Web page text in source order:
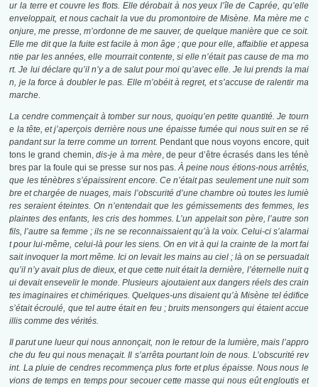
ur la terre et couvre les flots. Elle dérobait à nos yeux l’île de Caprée, qu’elle
enveloppait, et nous cachait la vue du promontoire de Misène. Ma mère me c
onjure, me presse, m’ordonne de me sauver, de quelque manière que ce soit.
Elle me dit que la fuite est facile à mon âge ; que pour elle, affaiblie et appesa
ntie par les années, elle mourrait contente, si elle n’était pas cause de ma mo
rt. Je lui déclare qu’il n’y a de salut pour moi qu’avec elle. Je lui prends la mai
n, je la force à doubler le pas. Elle m’obéit à regret, et s’accuse de ralentir ma
marche.
La cendre commençait à tomber sur nous, quoiqu’en petite quantité. Je tourn
e la tête, et j’aperçois derrière nous une épaisse fumée qui nous suit en se ré
pandant sur la terre comme un torrent. Pendant que nous voyons encore, quit
tons le grand chemin,dis-je à ma mère, de peur d’être écrasés dans les ténè
bres par la foule qui se presse sur nos pas.À peine nous étions-nous arrêtés,
que les ténèbres s’épaissirent encore. Ce n’était pas seulement une nuit som
bre et chargée de nuages, mais l’obscurité d’une chambre où toutes les lumiè
res seraient éteintes. On n’entendait que les gémissements des femmes, les
plaintes des enfants, les cris des hommes. L’un appelait son père, l’autre son
fils, l’autre sa femme ; ils ne se reconnaissaient qu’à la voix. Celui-ci s’alarmai
t pour lui-même, celui-là pour les siens. On en vit à qui la crainte de la mort fai
sait invoquer la mort même. Ici on levait les mains au ciel ; là on se persuadait
qu’il n’y avait plus de dieux, et que cette nuit était la dernière, l’éternelle nuit q
ui devait ensevelir le monde. Plusieurs ajoutaient aux dangers réels des crain
tes imaginaires et chimériques. Quelques-uns disaient qu’à Misène tel édifice
s’était écroulé, que tel autre était en feu ; bruits mensongers qui étaient accue
illis comme des vérités.
Il parut une lueur qui nous annonçait, non le retour de la lumière, mais l’appro
che du feu qui nous menaçait. Il s’arrêta pourtant loin de nous. L’obscurité rev
int. La pluie de cendres recommença plus forte et plus épaisse. Nous nous le
vions de temps en temps pour secouer cette masse qui nous eût engloutis et